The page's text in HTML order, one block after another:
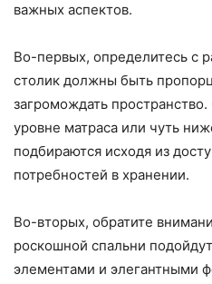
важных аспектов.
Во-первых, определитесь с
столик должны быть
загромождать
уровне матраса или чуть
подбираются исходя из
потребностей в хранении.
Во-вторых, обратите
роскошной спальни
элементами и элегантными